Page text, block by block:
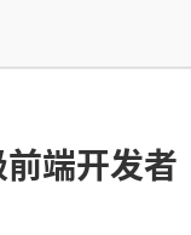
端开发者